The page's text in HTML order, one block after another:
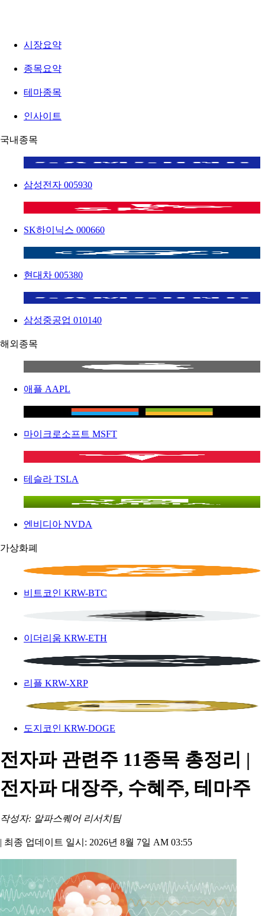
시장요약
종목요약
테마종목
인사이트
국내종목
삼성전자 005930
SK하이닉스 000660
현대차 005380
삼성중공업 010140
해외종목
애플 AAPL
마이크로소프트 MSFT
테슬라 TSLA
엔비디아 NVDA
가상화폐
비트코인 KRW-BTC
이더리움 KRW-ETH
리플 KRW-XRP
도지코인 KRW-DOGE
전자파 관련주 11종목 총정리 |
전자파 대장주, 수혜주, 테마주
작성자: 알파스퀘어 리서치팀
| 최종 업데이트 일시: 2026년 8월 7일 AM 03:55